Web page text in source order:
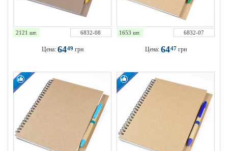
2121 шт. 6832-08
Цена: 6449 грн
1653 шт. 6832-07
Цена: 6447 грн